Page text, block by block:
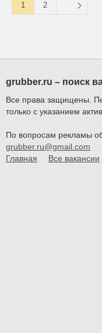
1 2
grubber.ru – поиск
Все права защищены.
только с указанием
По вопросам рекламы
grubber.ru@gmail.com
Главная
Все вакансии